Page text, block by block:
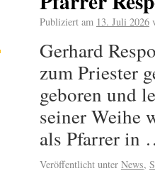
Publiziert am 13. Juli 2026
Gerhard
zum Priester
geboren und
seiner Weihe
als Pfarrer
Veröffentlicht unter News,